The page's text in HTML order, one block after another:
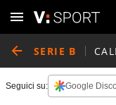
SERIE B
Seguici su: Google